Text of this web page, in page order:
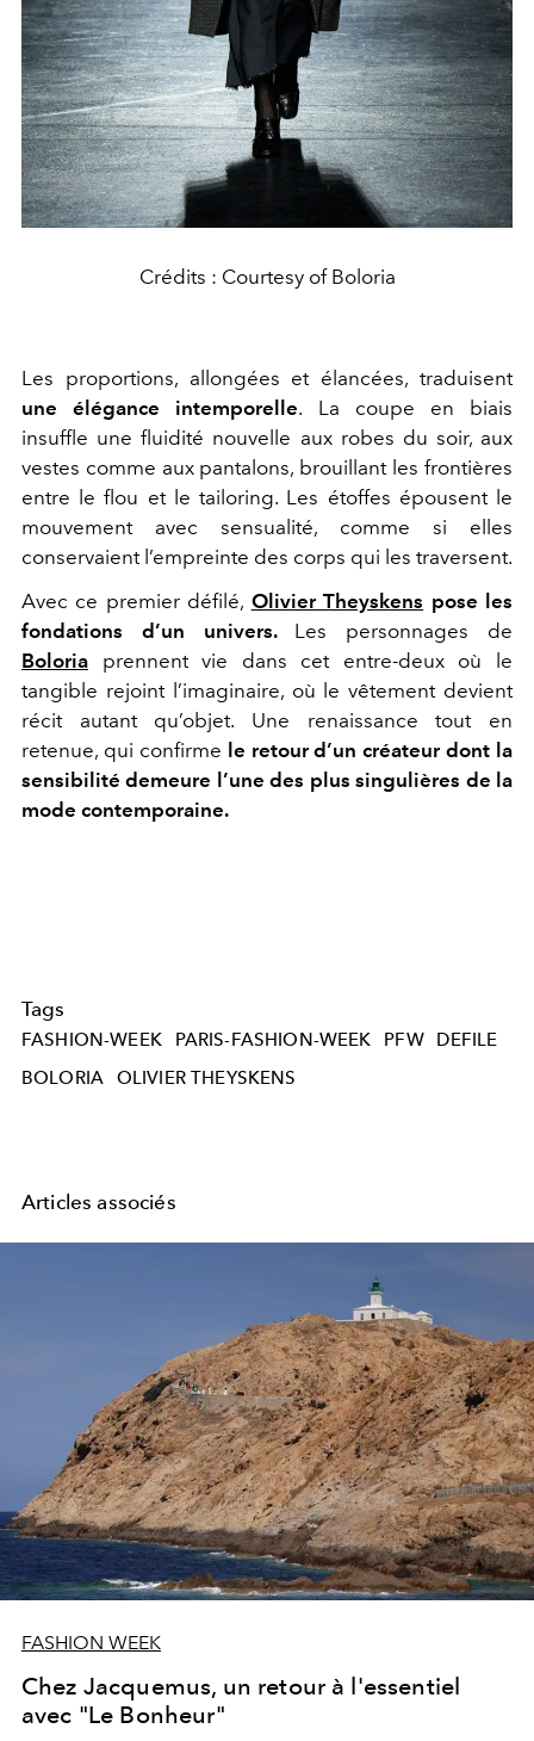
Crédits : Courtesy of Boloria
Les proportions, allongées et élancées, traduisent
une élégance intemporelle. La coupe en biais
insuffle une fluidité nouvelle aux robes du soir, aux
vestes comme aux pantalons, brouillant les frontières
entre le flou et le tailoring. Les étoffes épousent le
mouvement avec sensualité, comme si elles
conservaient l’empreinte des corps qui les traversent.
Avec ce premier défilé, Olivier Theyskens pose les
fondations d’un univers. Les personnages de
Boloria prennent vie dans cet entre-deux où le
tangible rejoint l’imaginaire, où le vêtement devient
récit autant qu’objet. Une renaissance tout en
retenue, qui confirme le retour d’un créateur dont la
sensibilité demeure l’une des plus singulières de la
mode contemporaine.
Tags
FASHION-WEEK PARIS-FASHION-WEEK PFW
DEFILE
BOLORIA
OLIVIER THEYSKENS
Articles associés
FASHION WEEK
Chez Jacquemus, un retour à l'essentiel
avec "Le Bonheur"